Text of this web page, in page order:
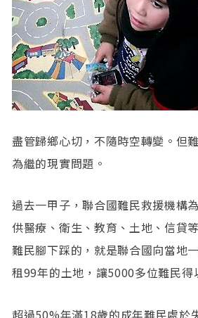
盡管歸鄉心切，不隨時空轉變。但
為繼的現實問題。
過去一甲子，聯合國難民救援機構
供醫療、衛生、教育、土地、信貸
難民腳下踩的，就是聯合國向當地
租99年的土地，讓5000多位難民得
超過50%年滿18歲的成年難民處於